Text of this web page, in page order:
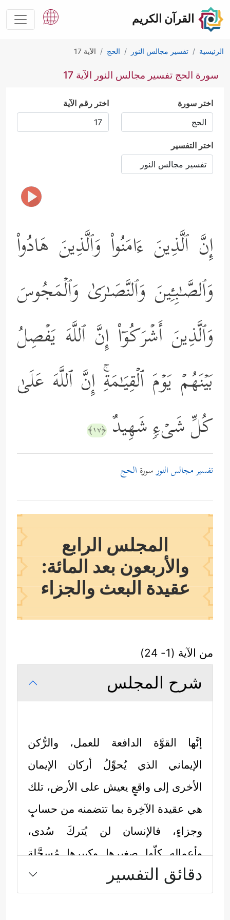
القرآن الكريم
الرئيسية تفسير مجالس النور الحج الآية 17
سورة الحج تفسير مجالس النور الآية 17
اختر سورة اختر رقم الآية
اختر التفسير
إِنَّ ٱلَّذِینَ ءَامَنُواْ وَٱلَّذِینَ هَادُواْ
وَٱلصَّـٰبِـِٔینَ وَٱلنَّصَـٰرَىٰ وَٱلۡمَجُوسَ
وَٱلَّذِینَ أَشۡرَكُوۤاْ إِنَّ ٱللَّهَ یَفۡصِلُ
بَیۡنَهُمۡ یَوۡمَ ٱلۡقِیَـٰمَةِۚ إِنَّ ٱللَّهَ عَلَىٰ
كُلِّ شَیۡءࣲ شَهِیدٌ ﴿١٧﴾
تفسير مجالس النورسورة الحج
المجلس الرابع
والأربعون بعد المائة:
عقيدة البعث والجزاء
من الآية (1- 24)
شرح المجلس
إنَّها القوَّة الدافعة للعمل، والرُّكن
الإيماني الذي يُحوِّلُ أركان الإيمان
الأخرى إلى واقعٍ يعيش على الأرض، تلك
هي عقيدة الآخِرة بما تتضمنه من حسابٍ
وجزاءٍ، فالإنسان لن يُتركَ سُدى،
وأعماله كلّها صغيرها وكبيرها مُسجَّلة
عليه، وهو مجزيٌّ بها، وبقدر ما يكون
الإنسان متيقظًا ومستحضرًا لهذه
دقائق التفسير